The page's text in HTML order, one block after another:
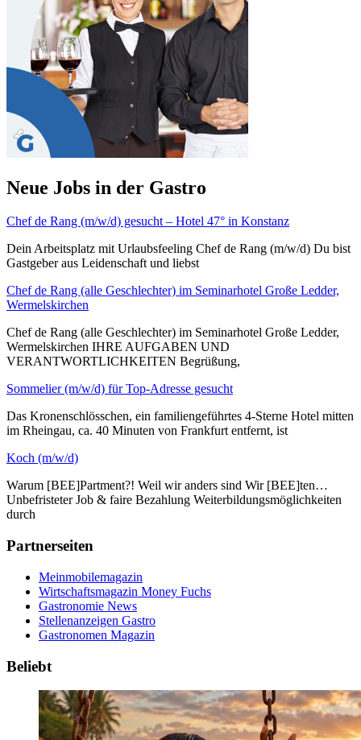
Neue Jobs in der Gastro
Chef de Rang (m/w/d) gesucht – Hotel 47° in Konstanz
Dein Arbeitsplatz mit Urlaubsfeeling Chef de Rang (m/w/d) Du bist
Gastgeber aus Leidenschaft und liebst
Chef de Rang (alle Geschlechter) im Seminarhotel Große Ledder,
Wermelskirchen
Chef de Rang (alle Geschlechter) im Seminarhotel Große Ledder,
Wermelskirchen IHRE AUFGABEN UND
VERANTWORTLICHKEITEN Begrüßung,
Sommelier (m/w/d) für Top-Adresse gesucht
Das Kronenschlösschen, ein familiengeführtes 4-Sterne Hotel mitten
im Rheingau, ca. 40 Minuten von Frankfurt entfernt, ist
Koch (m/w/d)
Warum [BEE]Partment?! Weil wir anders sind Wir [BEE]ten…
Unbefristeter Job & faire Bezahlung Weiterbildungsmöglichkeiten
durch
Partnerseiten
Meinmobilemagazin
Wirtschaftsmagazin Money Fuchs
Gastronomie News
Stellenanzeigen Gastro
Gastronomen Magazin
Beliebt